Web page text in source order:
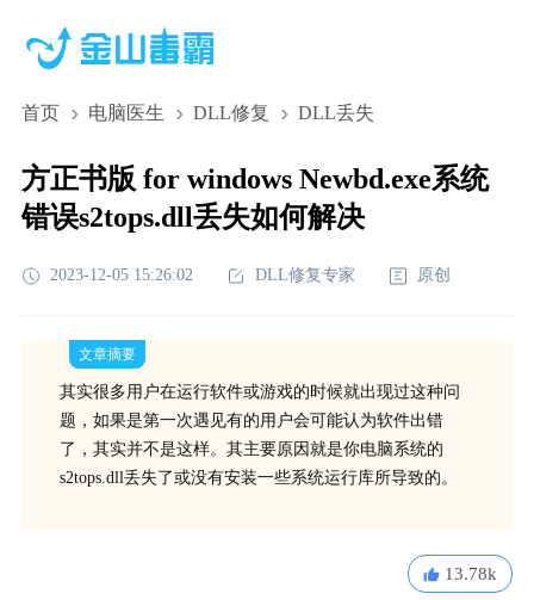
首页 电脑医生 DLL修复 DLL丢失
方正书版 for windows Newbd.exe系统
错误s2tops.dll丢失如何解决
2023-12-05 15:26:02 DLL修复专家 原创
文章摘要
其实很多用户在运行软件或游戏的时候就出现过这种问
题，如果是第一次遇见有的用户会可能认为软件出错
了，其实并不是这样。其主要原因就是你电脑系统的
s2tops.dll丢失了或没有安装一些系统运行库所导致的。
13.78k